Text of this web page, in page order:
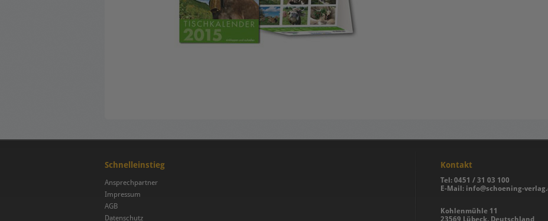
Schnelleinstieg
Ansprechpartner
Impressum
AGB
Datenschutz
Kontakt
Tel: 0451 / 31 03 100
E-Mail: info@schoening-
Kohlenmühle 11
23569 Lübeck, Deutschland